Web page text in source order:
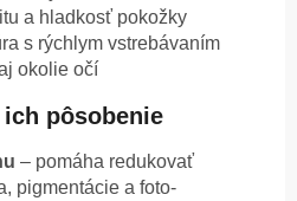
a hladkosť pokožky
s rýchlym vstrebávaním
okolie očí
pôsobenie
– pomáha redukovať
pigmentácie a foto-